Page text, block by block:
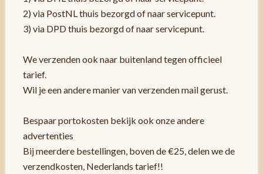
2) via PostNL thuis bezorgd of naar servicepunt.
3) via DPD thuis bezorgd of naar servicepunt.
We verzenden ook naar buitenland tegen officieel
tarief.
Wil je een andere manier van verzenden mail gerust.
Bespaar portokosten bekijk ook onze andere
advertenties
Bij meerdere bestellingen, boven de €25, delen we de
verzendkosten, Nederlands tarief!!